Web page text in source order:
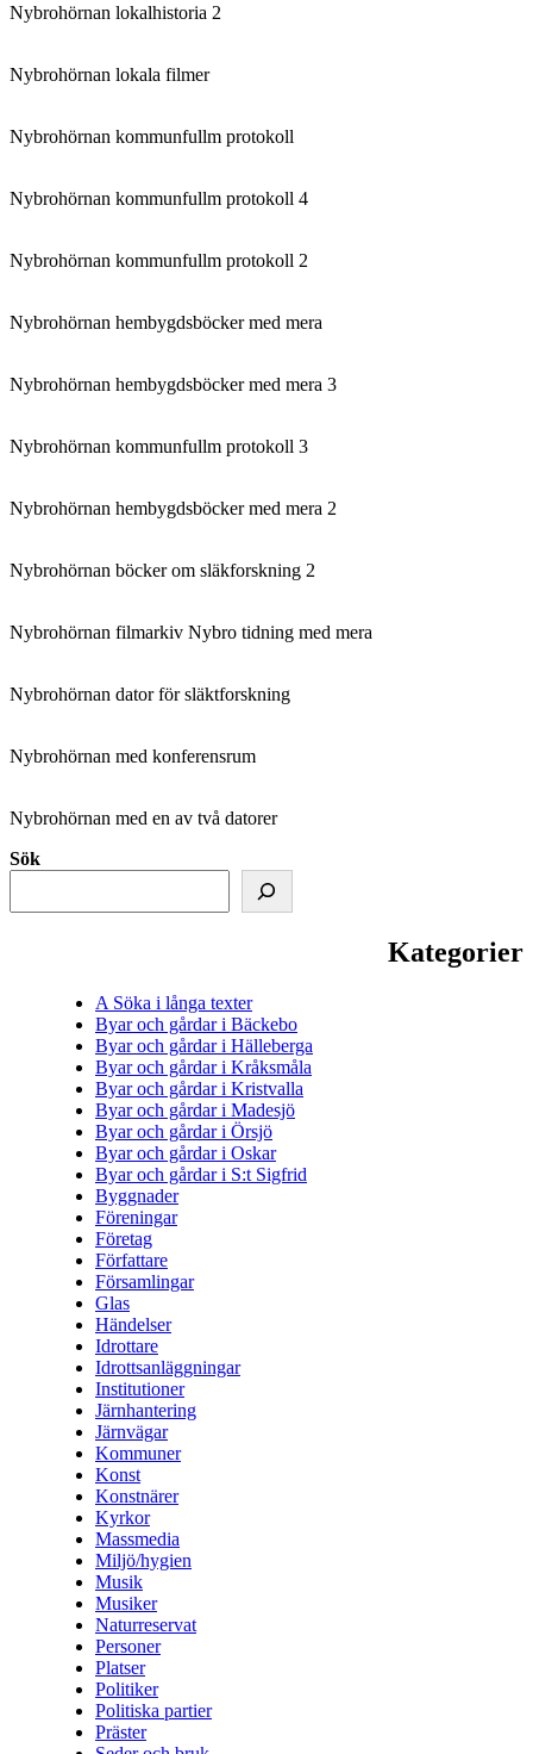
Nybrohörnan lokalhistoria 2
Nybrohörnan lokala filmer
Nybrohörnan kommunfullm protokoll
Nybrohörnan kommunfullm protokoll 4
Nybrohörnan kommunfullm protokoll 2
Nybrohörnan hembygdsböcker med mera
Nybrohörnan hembygdsböcker med mera 3
Nybrohörnan kommunfullm protokoll 3
Nybrohörnan hembygdsböcker med mera 2
Nybrohörnan böcker om släkforskning 2
Nybrohörnan filmarkiv Nybro tidning med mera
Nybrohörnan dator för släktforskning
Nybrohörnan med konferensrum
Nybrohörnan med en av två datorer
Sök
Kategorier
A Söka i långa texter
Byar och gårdar i Bäckebo
Byar och gårdar i Hälleberga
Byar och gårdar i Kråksmåla
Byar och gårdar i Kristvalla
Byar och gårdar i Madesjö
Byar och gårdar i Örsjö
Byar och gårdar i Oskar
Byar och gårdar i S:t Sigfrid
Byggnader
Föreningar
Företag
Författare
Församlingar
Glas
Händelser
Idrottare
Idrottsanläggningar
Institutioner
Järnhantering
Järnvägar
Kommuner
Konst
Konstnärer
Kyrkor
Massmedia
Miljö/hygien
Musik
Musiker
Naturreservat
Personer
Platser
Politiker
Politiska partier
Präster